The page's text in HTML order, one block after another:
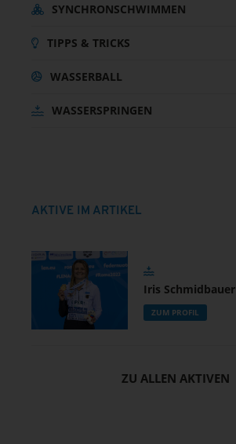
SYNCHRONSCHWIMMEN
TIPPS & TRICKS
WASSERBALL
WASSERSPRINGEN
AKTIVE IM ARTIKEL
Iris Schmidbauer
ZUM PROFIL
ZU ALLEN AKTIVEN